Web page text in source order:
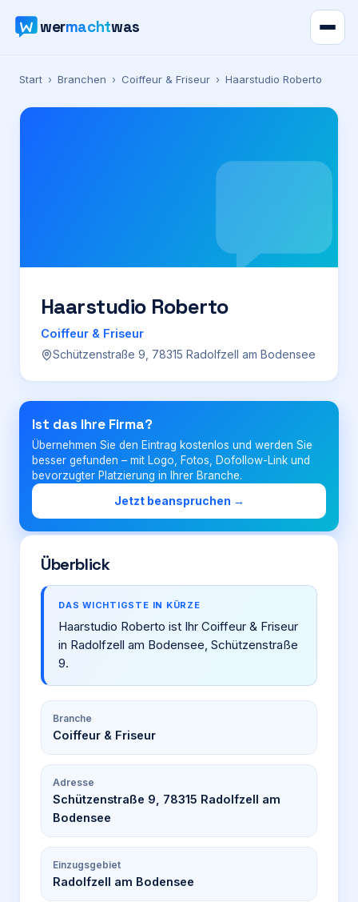
wermachtwas
Verzeichnis
Karte
Preise
Für Firmen
Login
Firma eintragen
Start › Branchen › Coiffeur & Friseur › Haarstudio Roberto
Haarstudio Roberto
Coiffeur & Friseur
Schützenstraße 9, 78315 Radolfzell am Bodensee
Ist das Ihre Firma?
Übernehmen Sie den Eintrag kostenlos und werden Sie
besser gefunden – mit Logo, Fotos, Dofollow-Link und
bevorzugter Platzierung in Ihrer Branche.
Jetzt beanspruchen →
Überblick
DAS WICHTIGSTE IN KÜRZE
Haarstudio Roberto ist Ihr Coiffeur & Friseur
in Radolfzell am Bodensee, Schützenstraße
9.
Branche
Coiffeur & Friseur
Adresse
Schützenstraße 9, 78315 Radolfzell am
Bodensee
Einzugsgebiet
Radolfzell am Bodensee